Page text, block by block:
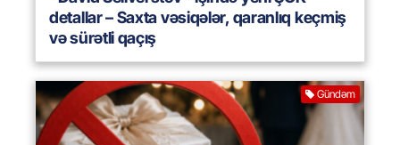
detallar – Saxta vəsiqələr, qaranlıq keçmiş
və sürətli qaçış
Gündəm